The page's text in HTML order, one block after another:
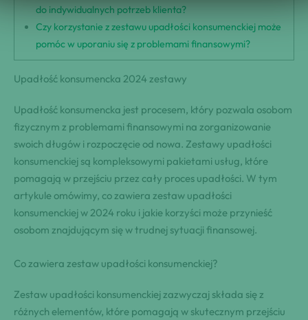
do indywidualnych potrzeb klienta?
Czy korzystanie z zestawu upadłości konsumenckiej może
pomóc w uporaniu się z problemami finansowymi?
Upadłość konsumencka 2024 zestawy
Upadłość konsumencka jest procesem, który pozwala osobom
fizycznym z problemami finansowymi na zorganizowanie
swoich długów i rozpoczęcie od nowa. Zestawy upadłości
konsumenckiej są kompleksowymi pakietami usług, które
pomagają w przejściu przez cały proces upadłości. W tym
artykule omówimy, co zawiera zestaw upadłości
konsumenckiej w 2024 roku i jakie korzyści może przynieść
osobom znajdującym się w trudnej sytuacji finansowej.
Co zawiera zestaw upadłości konsumenckiej?
Zestaw upadłości konsumenckiej zazwyczaj składa się z
różnych elementów, które pomagają w skutecznym przejściu